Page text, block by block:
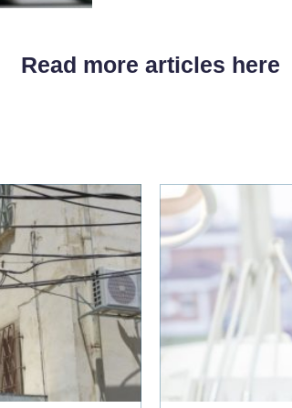
Read more articles here